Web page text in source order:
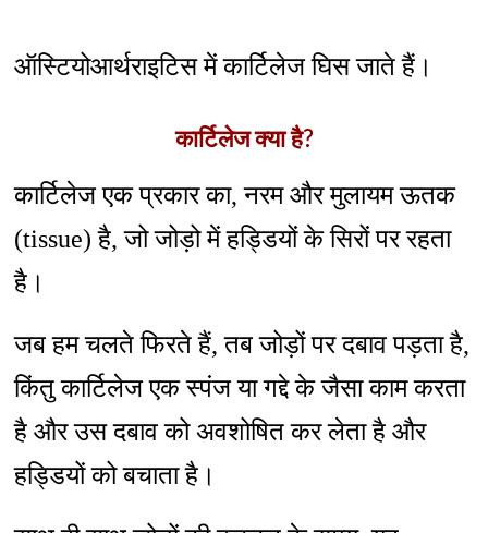
ऑस्टियोआर्थराइटिस में कार्टिलेज घिस जाते हैं।
कार्टिलेज क्या है?
कार्टिलेज एक प्रकार का, नरम और मुलायम ऊतक
(tissue) है, जो जोड़ो में हड्डियों के सिरों पर रहता
है।
जब हम चलते फिरते हैं, तब जोड़ों पर दबाव पड़ता है,
किंतु कार्टिलेज एक स्पंज या गद्दे के जैसा काम करता
है और उस दबाव को अवशोषित कर लेता है और
हड्डियों को बचाता है।